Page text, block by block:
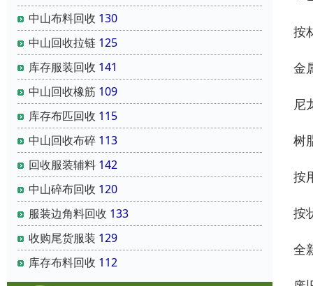
中山布料回收 130
中山回收拉链 125
库存服装回收 141
中山回收橡筋 109
库存布匹回收 115
中山回收布碎 113
回收服装辅料 142
中山碎布回收 120
服装边角料回收 133
收购尾货服装 129
库存布料回收 112
按
金
尼
树
按
按
全